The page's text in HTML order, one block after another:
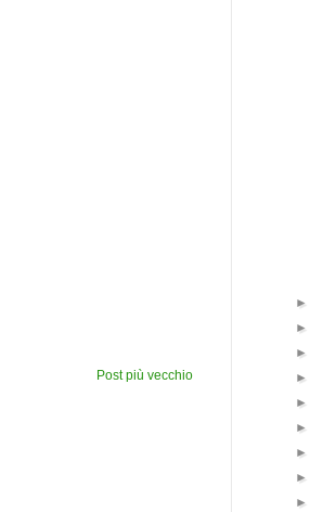
Post più vecchio
►
►
►
►
►
►
►
►
►